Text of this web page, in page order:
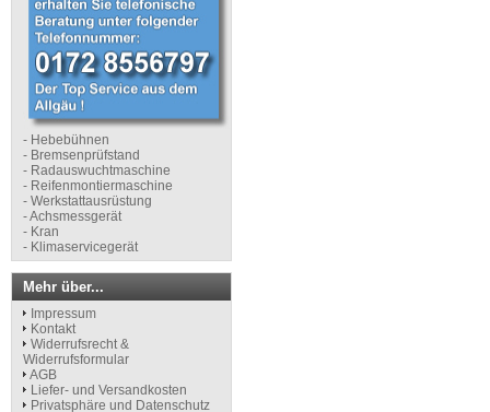
- Hebebühnen
- Bremsenprüfstand
- Radauswuchtmaschine
- Reifenmontiermaschine
- Werkstattausrüstung
- Achsmessgerät
- Kran
- Klimaservicegerät
Mehr über...
Impressum
Kontakt
Widerrufsrecht &
Widerrufsformular
AGB
Liefer- und Versandkosten
Privatsphäre und Datenschutz